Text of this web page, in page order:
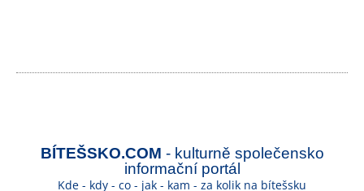
BÍTEŠSKO.COM - kulturně společensko
informační portál
Kde - kdy - co - jak - kam - za kolik na bítešsku